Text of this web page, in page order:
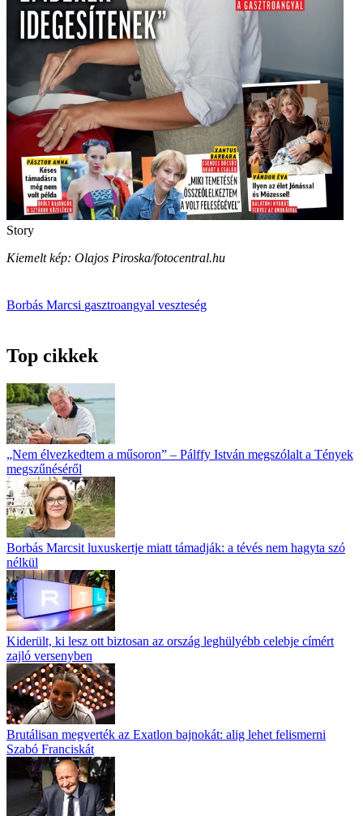
Story
Kiemelt kép: Olajos Piroska/fotocentral.hu
Borbás Marcsi gasztroangyal veszteség
Top cikkek
„Nem élvezkedtem a műsoron” – Pálffy István megszólalt a Tények
megszűnéséről
Borbás Marcsit luxuskertje miatt támadják: a tévés nem hagyta szó
nélkül
Kiderült, ki lesz ott biztosan az ország leghülyébb celebje címért
zajló versenyben
Brutálisan megverték az Exatlon bajnokát: alig lehet felismerni
Szabó Franciskát